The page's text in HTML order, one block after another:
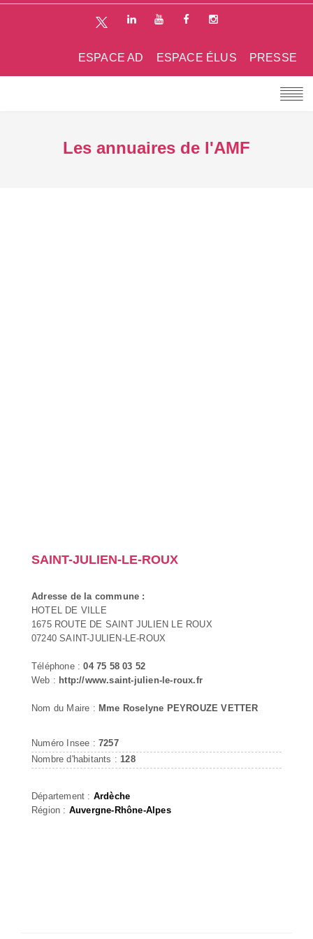
PRESSE
ESPACE ÉLUS
ESPACE AD
Les annuaires de l'AMF
SAINT-JULIEN-LE-ROUX
Adresse de la commune :
HOTEL DE VILLE
1675 ROUTE DE SAINT JULIEN LE ROUX
07240 SAINT-JULIEN-LE-ROUX
Téléphone :04 75 58 03 52
Web : http://www.saint-julien-le-roux.fr
Nom du Maire : Mme Roselyne PEYROUZE VETTER
Numéro Insee : 7257
Nombre d'habitants : 128
Département : Ardèche
Région : Auvergne-Rhône-Alpes